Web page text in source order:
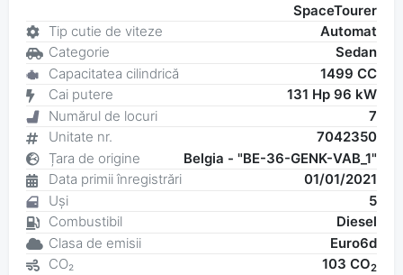
SpaceTourer
Tip cutie de viteze
Automat
Categorie
Sedan
Capacitatea cilindrică
1499 CC
Cai putere
131 Hp 96 kW
Numărul de locuri
7
Unitate nr.
7042350
Țara de origine
Belgia - "BE-36-GENK-VAB_1"
Data primii înregistrări
01/01/2021
Uși
5
Combustibil
Diesel
Clasa de emisii
Euro6d
CO₂
103 CO2